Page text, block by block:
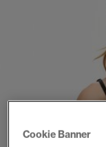
Cookie Banner